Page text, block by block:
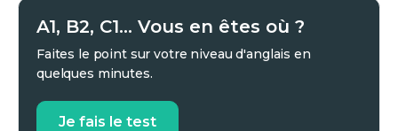
A1, B2, C1... Vous en êtes où ?
Faites le point sur votre niveau d'anglais en
quelques minutes.
Je fais le test